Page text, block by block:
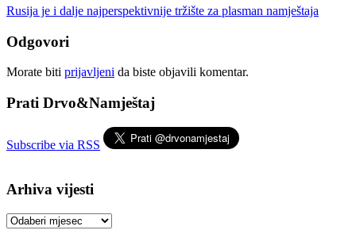
Rusija je i dalje najperspektivnije tržište za plasman namještaja
Odgovori
Morate biti prijavljeni da biste objavili komentar.
Prati Drvo&Namještaj
Subscribe via RSS
Arhiva vijesti
Arhiva